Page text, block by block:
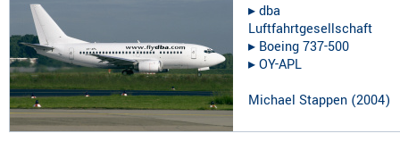
▸︎dba
Luftfahrtgesellschaft
▸︎ Boeing 737-500
▸︎OY-APL
Michael Stappen (2004)